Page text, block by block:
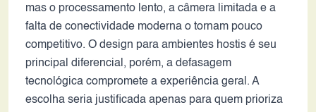
mas o processamento lento, a câmera limitada e a
falta de conectividade moderna o tornam pouco
competitivo. O design para ambientes hostis é seu
principal diferencial, porém, a defasagem
tecnológica compromete a experiência geral. A
escolha seria justificada apenas para quem prioriza